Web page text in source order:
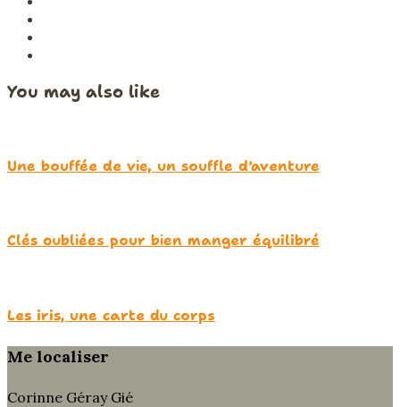
You may also like
Une bouffée de vie, un souffle d'aventure
Clés oubliées pour bien manger équilibré
Les iris, une carte du corps
Me localiser
Corinne Géray Gié